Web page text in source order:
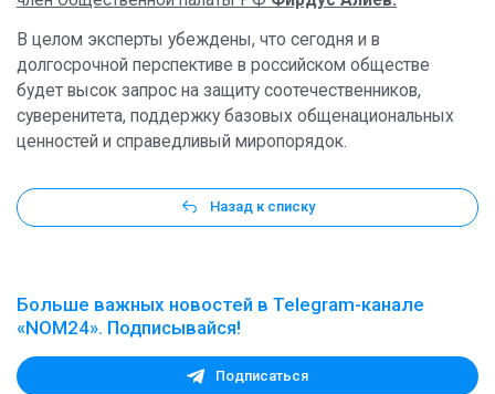
В целом эксперты убеждены, что сегодня и в
долгосрочной перспективе в российском обществе
будет высок запрос на защиту соотечественников,
суверенитета, поддержку базовых общенациональных
ценностей и справедливый миропорядок.
Назад к списку
Больше важных новостей в Telegram-канале
«NOM24». Подписывайся!
Подписаться